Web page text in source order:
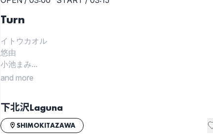
Turn
イトウカオル
悠由
小池まみ...
and more
下北沢Laguna
SHIMOKITAZAWA